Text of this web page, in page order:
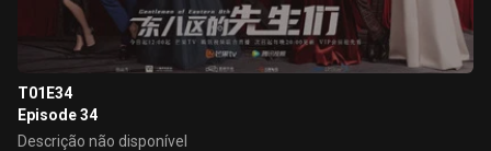
T01E34
Episode 34
Descrição não disponível